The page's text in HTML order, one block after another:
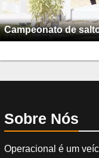
Campeonato de
Sobre Nós
Operacional é um